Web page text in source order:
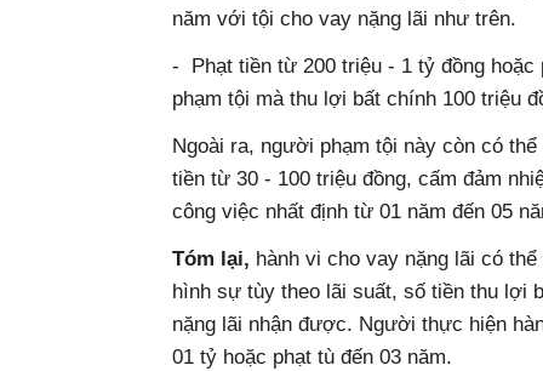
năm với tội cho vay nặng lãi như trên.
- Phạt tiền từ 200 triệu - 1 tỷ đồng hoặc
phạm tội mà thu lợi bất chính 100 triệu
Ngoài ra, người phạm tội này còn có
tiền từ 30 - 100 triệu đồng, cấm đảm
công việc nhất định từ 01 năm đến 05
Tóm lại, hành vi cho vay nặng lãi có
hình sự tùy theo lãi suất, số tiền thu lợi
nặng lãi nhận được. Người thực hiện
01 tỷ hoặc phạt tù đến 03 năm.